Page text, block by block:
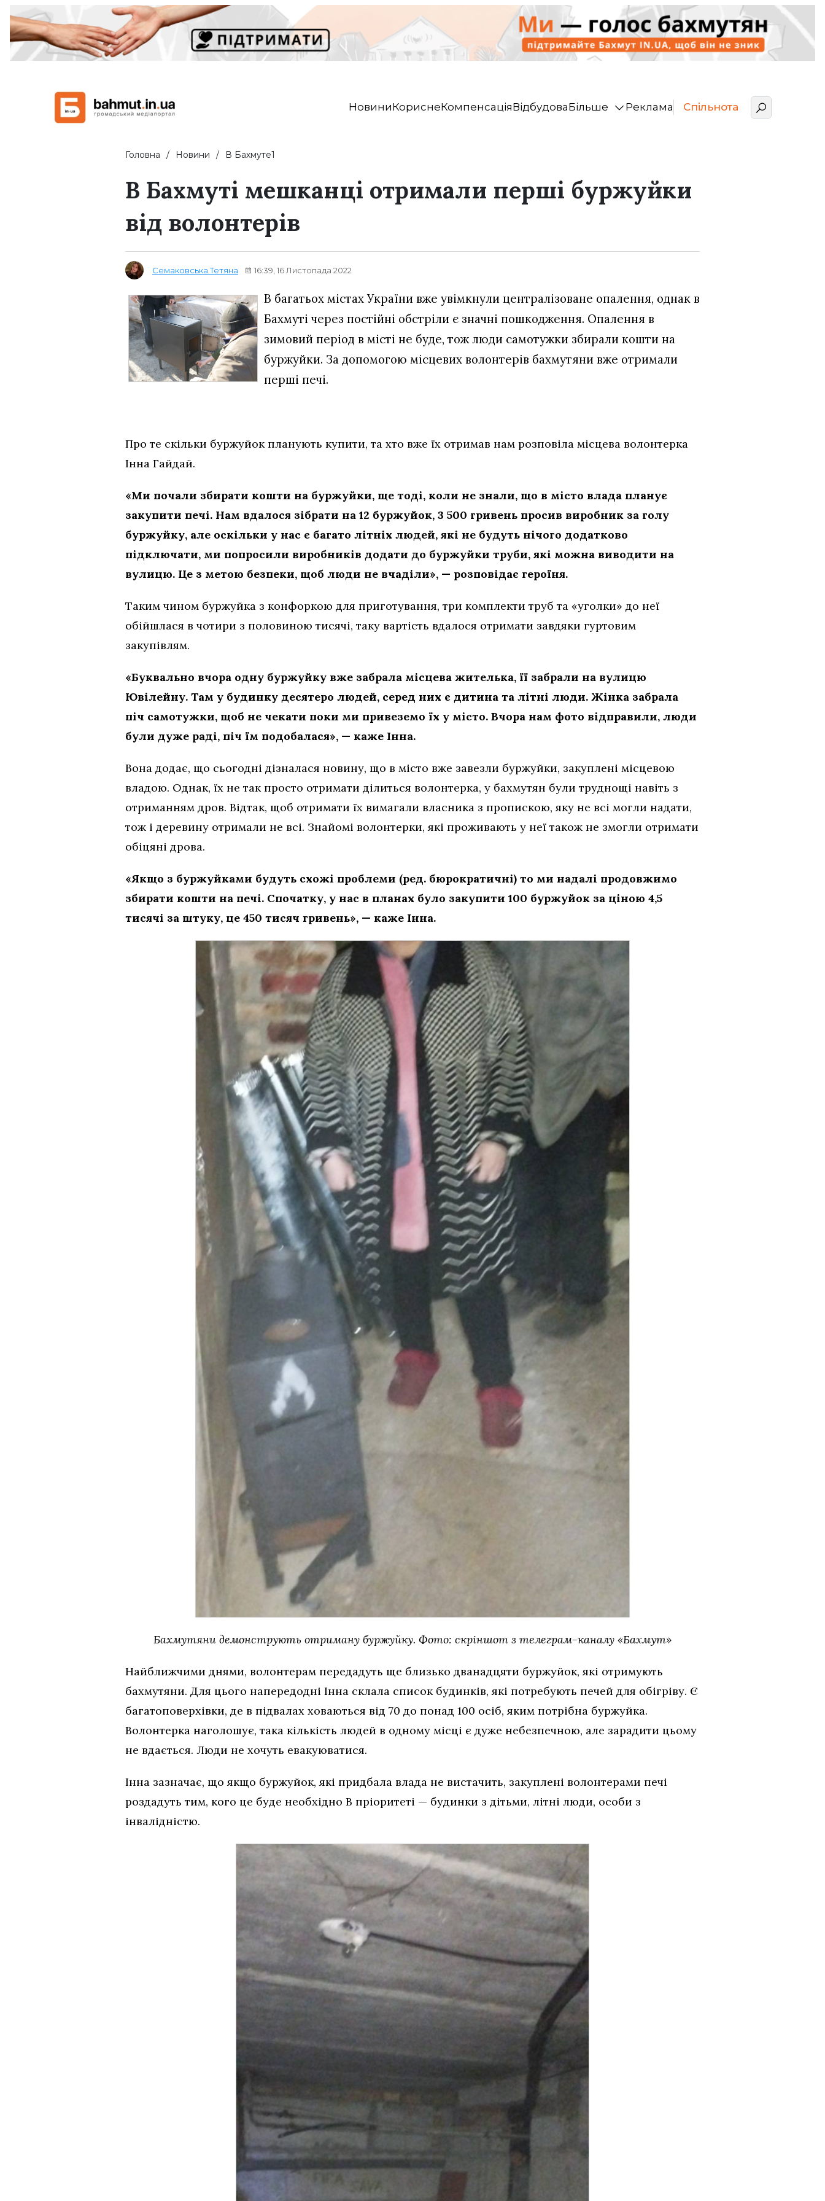
НовиниКориснеКомпенсаціяВідбудоваБільше Реклама Спільнота
Головна Новини В Бахмуте1
В Бахмуті мешканці отримали перші буржуйки
від волонтерів
Семаковська Тетяна 16:39, 16 Листопада 2022
В багатьох містах України вже увімкнули централізоване опалення, однак в
Бахмуті через постійні обстріли є значні пошкодження. Опалення в
зимовий період в місті не буде, тож люди самотужки збирали кошти на
буржуйки. За допомогою місцевих волонтерів бахмутяни вже отримали
перші печі.
Про те скільки буржуйок планують купити, та хто вже їх отримав нам розповіла місцева волонтерка
Інна Гайдай.
«Ми почали збирати кошти на буржуйки, ще тоді, коли не знали, що в місто влада планує
закупити печі. Нам вдалося зібрати на 12 буржуйок, 3 500 гривень просив виробник за голу
буржуйку, але оскільки у нас є багато літніх людей, які не будуть нічого додатково
підключати, ми попросили виробників додати до буржуйки труби, які можна виводити на
вулицю. Це з метою безпеки, щоб люди не вчаділи», — розповідає героїня.
Таким чином буржуйка з конфоркою для приготування, три комплекти труб та «уголки» до неї
обійшлася в чотири з половиною тисячі, таку вартість вдалося отримати завдяки гуртовим
закупівлям.
«Буквально вчора одну буржуйку вже забрала місцева жителька, її забрали на вулицю
Ювілейну. Там у будинку десятеро людей, серед них є дитина та літні люди. Жінка забрала
піч самотужки, щоб не чекати поки ми привеземо їх у місто. Вчора нам фото відправили, люди
були дуже раді, піч їм подобалася», — каже Інна.
Вона додає, що сьогодні дізналася новину, що в місто вже завезли буржуйки, закуплені місцевою
владою. Однак, їх не так просто отримати ділиться волонтерка, у бахмутян були труднощі навіть з
отриманням дров. Відтак, щоб отримати їх вимагали власника з пропискою, яку не всі могли надати,
тож і деревину отримали не всі. Знайомі волонтерки, які проживають у неї також не змогли отримати
обіцяні дрова.
«Якщо з буржуйками будуть схожі проблеми (ред. бюрократичні) то ми надалі продовжимо
збирати кошти на печі. Спочатку, у нас в планах було закупити 100 буржуйок за ціною 4,5
тисячі за штуку, це 450 тисяч гривень», — каже Інна.
Бахмутяни демонструють отриману буржуйку. Фото: скріншот з телеграм-каналу «Бахмут»
Найближчими днями, волонтерам передадуть ще близько дванадцяти буржуйок, які отримують
бахмутяни. Для цього напередодні Інна склала список будинків, які потребують печей для обігріву. Є
багатоповерхівки, де в підвалах ховаються від 70 до понад 100 осіб, яким потрібна буржуйка.
Волонтерка наголошує, така кількість людей в одному місці є дуже небезпечною, але зарадити цьому
не вдається. Люди не хочуть евакуюватися.
Інна зазначає, що якщо буржуйок, які придбала влада не вистачить, закуплені волонтерами печі
роздадуть тим, кого це буде необхідно В пріоритеті — будинки з дітьми, літні люди, особи з
інвалідністю.